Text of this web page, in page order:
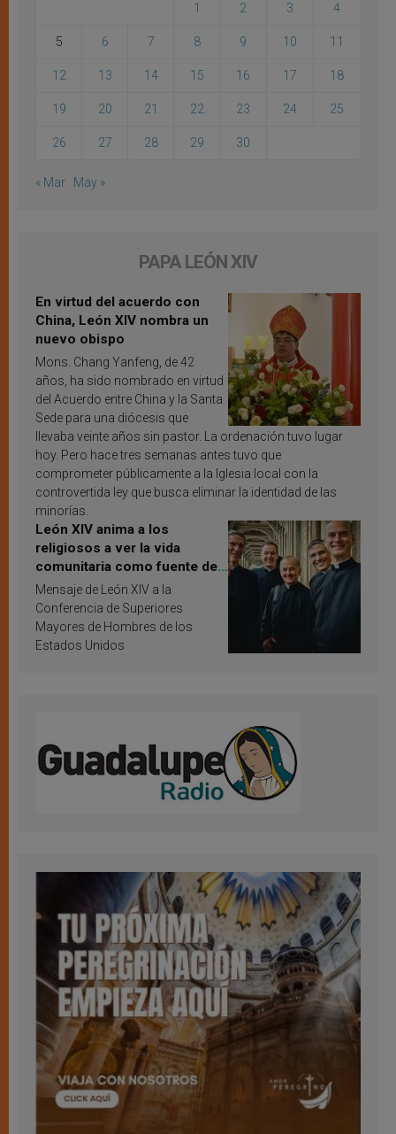
1 2 3 4
5 6 7 8 9 10 11
12 13 14 15 16 17 18
19 20 21 22 23 24 25
26 27 28 29 30
« Mar May »
PAPA LEÓN XIV
En virtud del acuerdo con
China, León XIV nombra un
nuevo obispo
Mons. Chang Yanfeng, de 42
años, ha sido nombrado en virtud
del Acuerdo entre China y la Santa
Sede para una diócesis que
llevaba veinte años sin pastor. La ordenación tuvo lugar
hoy. Pero hace tres semanas antes tuvo que
comprometer públicamente a la Iglesia local con la
controvertida ley que busca eliminar la identidad de las
minorías.
León XIV anima a los
religiosos a ver la vida
comunitaria como fuente de
inspiración y santificación
Mensaje de León XIV a la
Conferencia de Superiores
Mayores de Hombres de los
Estados Unidos